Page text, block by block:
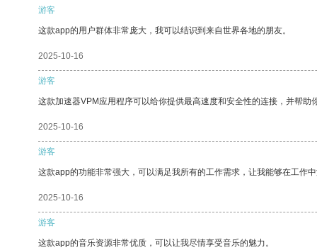
游客
这款app的用户群体非常庞大，我可以结识到来自世界各地的朋友。
2025-10-16
游客
这款加速器VPM应用程序可以给你提供最高速度和安全性的连接，并帮助
2025-10-16
游客
这款app的功能非常强大，可以满足我所有的工作需求，让我能够在工作
2025-10-16
游客
这款app的音乐资源非常优质，可以让我尽情享受音乐的魅力。